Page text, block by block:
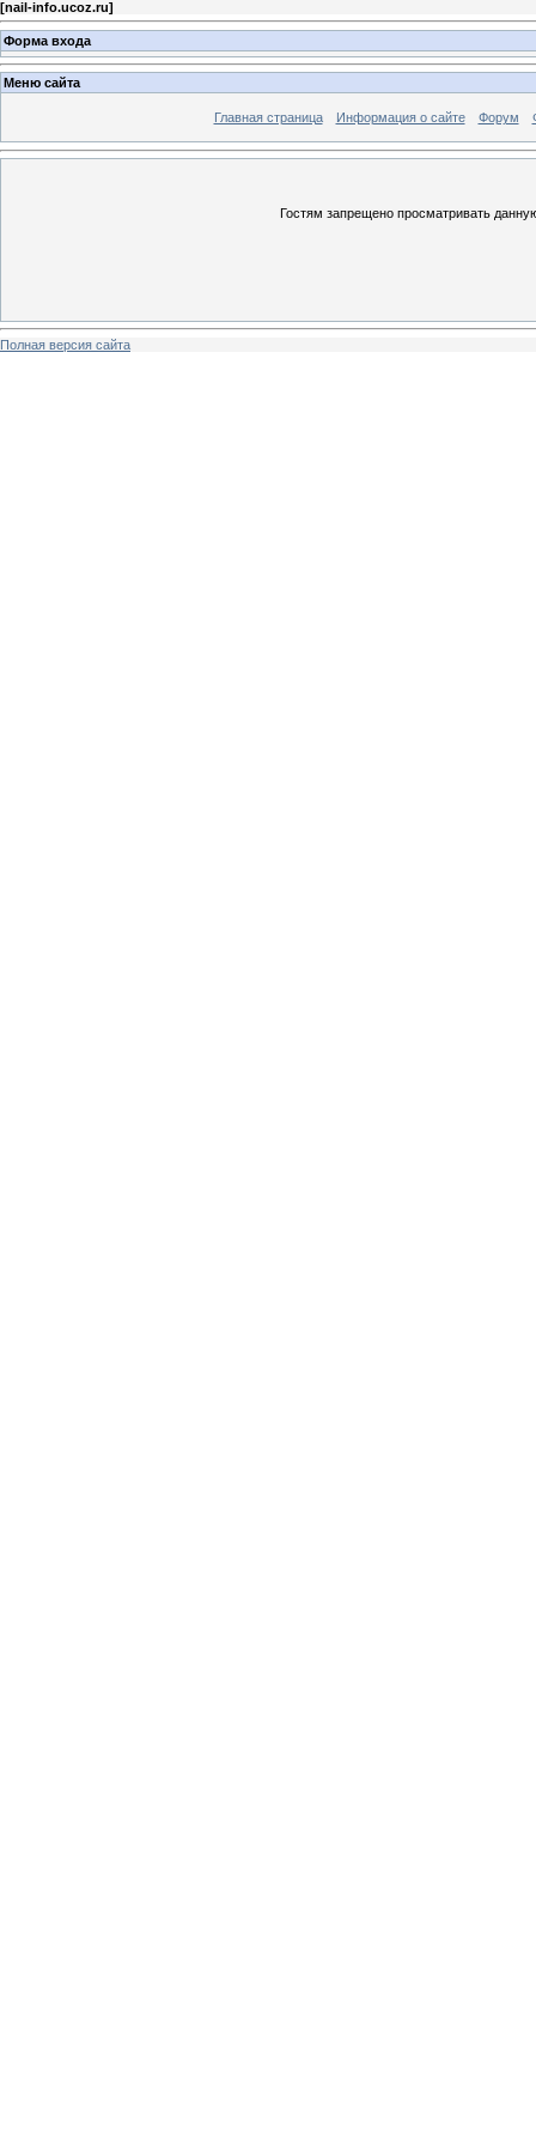
[nail-info.ucoz.ru]
Форма входа
Меню сайта
Главная страница Информация о сайте Форум
Гостям запрещено просматривать
Полная версия сайта